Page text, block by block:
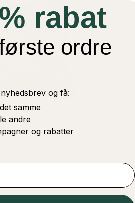
SEEDS (EKSTRA SALTEDE)
rabat
ordre
og få:
samme
andre
og rabatter